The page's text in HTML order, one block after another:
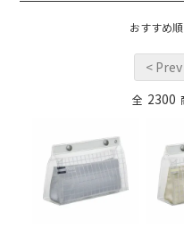
おすすめ順
< Prev
全 2300